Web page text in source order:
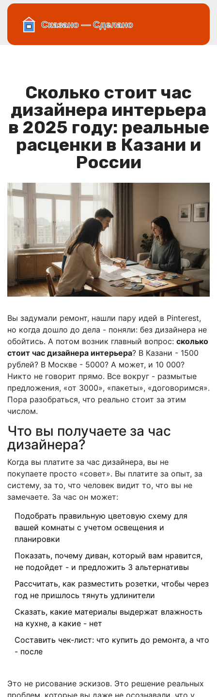
Сколько стоит час
дизайнера интерьера
в 2025 году: реальные
расценки в Казани и
России
Вы задумали ремонт, нашли пару идей в Pinterest,
но когда дошло до дела - поняли: без дизайнера не
обойтись. А потом возник главный вопрос: сколько
стоит час дизайнера интерьера? В Казани - 1500
рублей? В Москве - 5000? А может, и 10 000?
Никто не говорит прямо. Все вокруг - размытые
предложения, «от 3000», «пакеты», «договоримся».
Пора разобраться, что реально стоит за этим
числом.
Что вы получаете за час
дизайнера?
Когда вы платите за час дизайнера, вы не
покупаете просто «совет». Вы платите за опыт, за
систему, за то, что человек видит то, что вы не
замечаете. За час он может:
Подобрать правильную цветовую схему для
вашей комнаты с учетом освещения и
планировки
Показать, почему диван, который вам нравится,
не подойдет - и предложить 3 альтернативы
Рассчитать, как разместить розетки, чтобы через
год не пришлось тянуть удлинители
Сказать, какие материалы выдержат влажность
на кухне, а какие - нет
Составить чек-лист: что купить до ремонта, а что
- после
Это не рисование эскизов. Это решение реальных
проблем, которые вы даже не осознавали, что у